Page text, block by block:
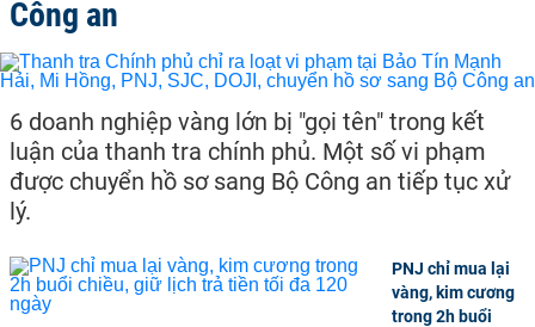
Công an
6 doanh nghiệp vàng lớn bị "gọi tên" trong kết
luận của thanh tra chính phủ. Một số vi phạm
được chuyển hồ sơ sang Bộ Công an tiếp tục xử
lý.
PNJ chỉ mua lại
vàng, kim cương
trong 2h buổi